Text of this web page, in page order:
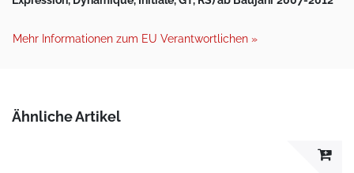
Mehr Informationen zum EU Verantwortlichen »
Ähnliche Artikel